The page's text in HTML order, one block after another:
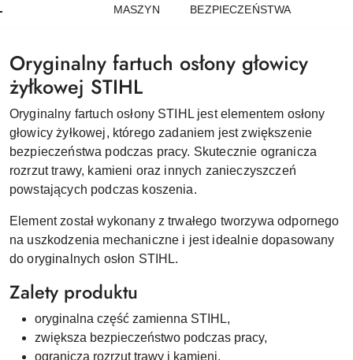
MASZYN
BEZPIECZEŃSTWA
Oryginalny fartuch osłony głowicy
żyłkowej STIHL
Oryginalny fartuch osłony STIHL jest elementem osłony
głowicy żyłkowej, którego zadaniem jest zwiększenie
bezpieczeństwa podczas pracy. Skutecznie ogranicza
rozrzut trawy, kamieni oraz innych zanieczyszczeń
powstających podczas koszenia.
Element został wykonany z trwałego tworzywa odpornego
na uszkodzenia mechaniczne i jest idealnie dopasowany
do oryginalnych osłon STIHL.
Zalety produktu
oryginalna część zamienna STIHL,
zwiększa bezpieczeństwo podczas pracy,
ogranicza rozrzut trawy i kamieni,